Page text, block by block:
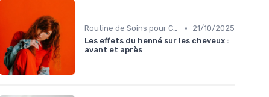
Routine de Soins pour Cheveux Bouclés •
21/10/2025
Les effets du henné sur les cheveux :
avant et après